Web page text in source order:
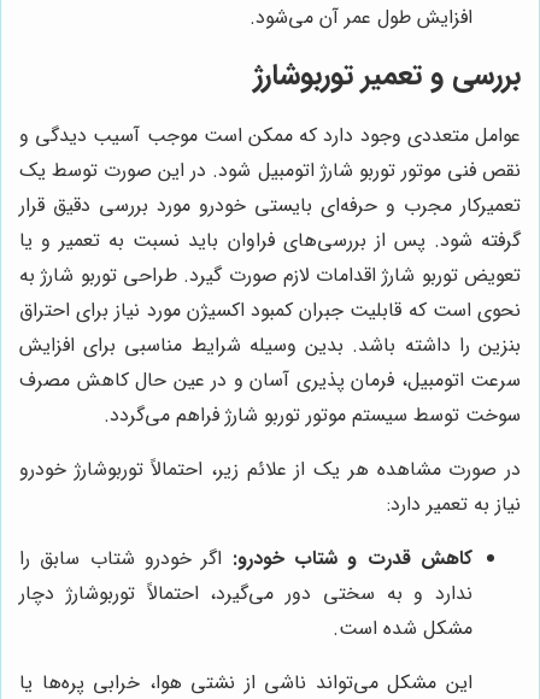
افزایش طول عمر آن می‌شود.
بررسی و تعمیر توربوشارژ
عوامل متعددی وجود دارد که ممکن است موجب آسیب دیدگی و
نقص فنی موتور توربو شارژ اتومبیل شود. در این صورت توسط یک
تعمیرکار مجرب و حرفه‌ای بایستی خودرو مورد بررسی دقیق قرار
گرفته شود. پس از بررسی‌های فراوان باید نسبت به تعمیر و یا
تعویض توربو شارژ اقدامات لازم صورت گیرد. طراحی توربو شارژ به
نحوی است که قابلیت جبران کمبود اکسیژن مورد نیاز برای احتراق
بنزین را داشته باشد. بدین وسیله شرایط مناسبی برای افزایش
سرعت اتومبیل، فرمان پذیری آسان و در عین حال کاهش مصرف
سوخت توسط سیستم موتور توربو شارژ فراهم می‌گردد.
در صورت مشاهده هر یک از علائم زیر، احتمالاً توربوشارژ خودرو
نیاز به تعمیر دارد:
کاهش قدرت و شتاب خودرو: اگر خودرو شتاب سابق را
ندارد و به سختی دور می‌گیرد، احتمالاً توربوشارژ دچار
مشکل شده است.
این مشکل می‌تواند ناشی از نشتی هوا، خرابی پره‌ها یا